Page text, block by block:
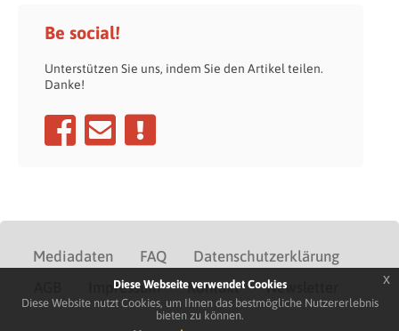
Be social!
Unterstützen Sie uns, indem Sie den Artikel teilen.
Danke!
Mediadaten FAQ
Datenschutzerklärung
Impressum Kontakt Newsletter
Diese Webseite verwendet Cookies
Diese Website nutzt Cookies, um Ihnen das bestmögliche Nutzererlebnis
bieten zu können.
x